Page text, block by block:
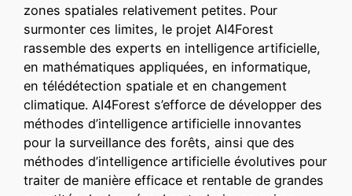
zones spatiales relativement petites. Pour
surmonter ces limites, le projet AI4Forest
rassemble des experts en intelligence artificielle,
en mathématiques appliquées, en informatique,
en télédétection spatiale et en changement
climatique. AI4Forest s’efforce de développer des
méthodes d’intelligence artificielle innovantes
pour la surveillance des forêts, ainsi que des
méthodes d’intelligence artificielle évolutives pour
traiter de manière efficace et rentable de grandes